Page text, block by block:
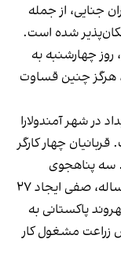
جنایی، از جمله
شده است.
چهارشنبه به
کاری‌ام، هرگز چنین قساوت
در شهر آمندولارا
چهار کارگر
سه پناهجوی
افغان به نام‌های امین افضل خوگیانی ۲۸ ساله، صفی ایجاد ۲۷
و یک شهروند پاکستانی به
بخش زراعت مشغول کار